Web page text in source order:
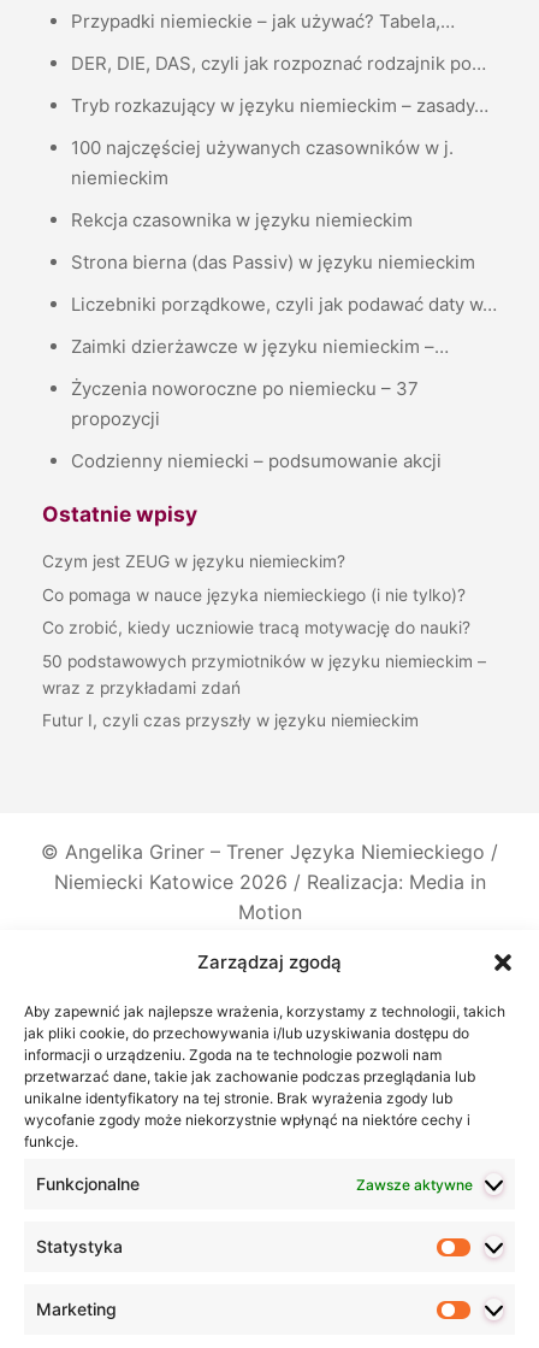
Zarządzaj zgodą
Aby zapewnić jak najlepsze wrażenia, korzystamy z technologii, takich
jak pliki cookie, do przechowywania i/lub uzyskiwania dostępu do
informacji o urządzeniu. Zgoda na te technologie pozwoli nam
przetwarzać dane, takie jak zachowanie podczas przeglądania lub
unikalne identyfikatory na tej stronie. Brak wyrażenia zgody lub
wycofanie zgody może niekorzystnie wpłynąć na niektóre cechy i
funkcje.
Funkcjonalne Zawsze aktywne
Statystyka
Marketing
Przypadki niemieckie – jak używać? Tabela,…
DER, DIE, DAS, czyli jak rozpoznać rodzajnik po…
Tryb rozkazujący w języku niemieckim – zasady…
100 najczęściej używanych czasowników w j.
niemieckim
Rekcja czasownika w języku niemieckim
Strona bierna (das Passiv) w języku niemieckim
Liczebniki porządkowe, czyli jak podawać daty w…
Zaimki dzierżawcze w języku niemieckim –…
Życzenia noworoczne po niemiecku – 37
propozycji
Codzienny niemiecki – podsumowanie akcji
Ostatnie wpisy
Czym jest ZEUG w języku niemieckim?
Co pomaga w nauce języka niemieckiego (i nie tylko)?
Co zrobić, kiedy uczniowie tracą motywację do nauki?
50 podstawowych przymiotników w języku niemieckim –
wraz z przykładami zdań
Futur I, czyli czas przyszły w języku niemieckim
© Angelika Griner – Trener Języka Niemieckiego /
Niemiecki Katowice2026 / Realizacja: Media in
Motion